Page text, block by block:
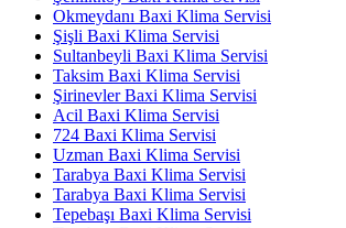
Okmeydanı Baxi Klima Servisi
Şişli Baxi Klima Servisi
Sultanbeyli Baxi Klima Servisi
Taksim Baxi Klima Servisi
Şirinevler Baxi Klima Servisi
Acil Baxi Klima Servisi
724 Baxi Klima Servisi
Uzman Baxi Klima Servisi
Tarabya Baxi Klima Servisi
Tarabya Baxi Klima Servisi
Tepebaşı Baxi Klima Servisi